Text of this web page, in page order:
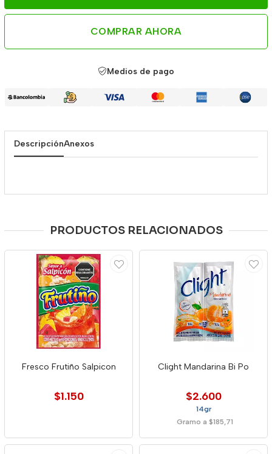
COMPRAR AHORA
Medios de pago
DescripciónAnexos
PRODUCTOS RELACIONADOS
Fresco Frutiño Salpicon
$1.150
Clight Mandarina Bi Po
$2.600
14gr
Gramo a $185,71